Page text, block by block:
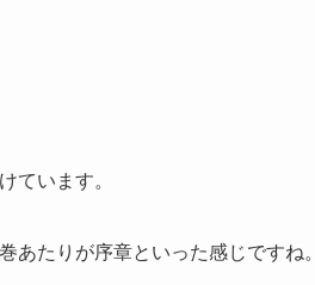
ています。
あたりが序章といった感じですね。